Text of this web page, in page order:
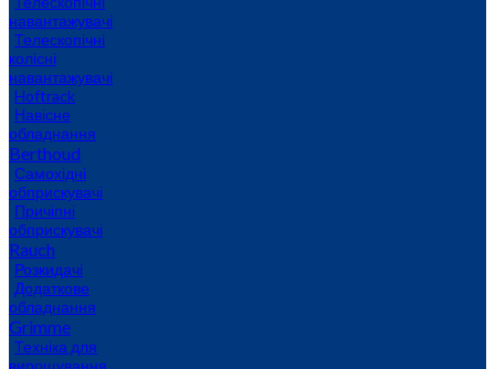
навантажувачі
Телескопічні
колісні
навантажувачі
Hoftrack
Навісне
обладнання
Berthoud
Самохідні
обприскувачі
Причіпні
обприскувачі
Rauch
Розкидачі
Додаткове
обладнання
Grimme
Техніка для
вирощування